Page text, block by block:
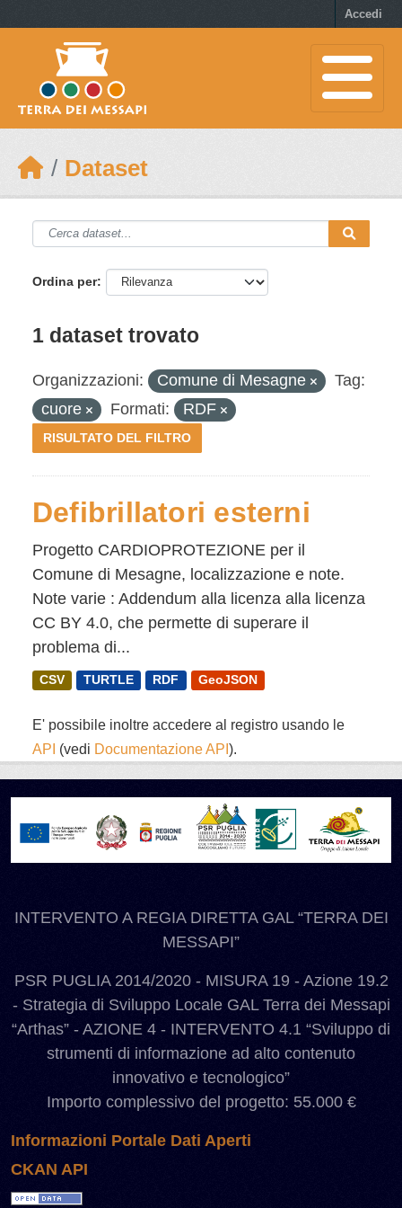
Accedi
Dataset
Ordina per
1 dataset trovato
Organizzazioni: Comune di Mesagne
Tag:
cuore
Formati: RDF
RISULTATO DEL FILTRO
Defibrillatori esterni
Progetto CARDIOPROTEZIONE per il
Comune di Mesagne, localizzazione e note.
Note varie : Addendum alla licenza alla licenza
CC BY 4.0, che permette di superare il
problema di...
CSV TURTLE RDF GeoJSON
E' possibile inoltre accedere al registro usando le
API (vedi Documentazione API ).
INTERVENTO A REGIA DIRETTA GAL “TERRA DEI
MESSAPI”
PSR PUGLIA 2014/2020 - MISURA 19 - Azione 19.2
- Strategia di Sviluppo Locale GAL Terra dei Messapi
“Arthas” - AZIONE 4 - INTERVENTO 4.1 “Sviluppo di
strumenti di informazione ad alto contenuto
innovativo e tecnologico”
Importo complessivo del progetto: 55.000 €
Informazioni Portale Dati Aperti
CKAN API